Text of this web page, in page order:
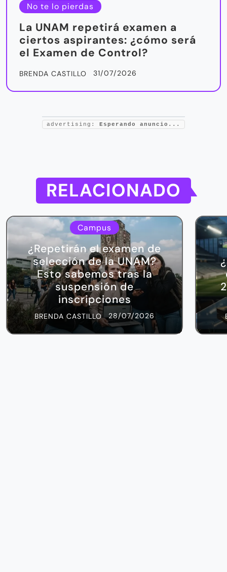
No te lo pierdas
La UNAM repetirá examen a
ciertos aspirantes: ¿cómo será
el Examen de Control?
BRENDA CASTILLO 31/07/2026
advertising: Esperando anuncio...
RELACIONADO
Campus
¿Repetirán el examen de
selección de la UNAM?
Esto sabemos tras la
suspensión de
inscripciones
BRENDA CASTILLO 28/07/2026